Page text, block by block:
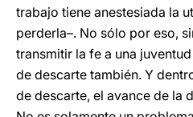
trabajo tiene anestesiada la
perderla–. No sólo por eso,
transmitir la fe a una
de descarte también. Y
de descarte, el avance de la